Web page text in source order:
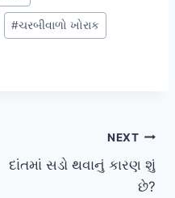
#ચરબીવાળો ખોરાક
NEXT
દાંતમાં સડો થવાનું કારણ શું
છે?